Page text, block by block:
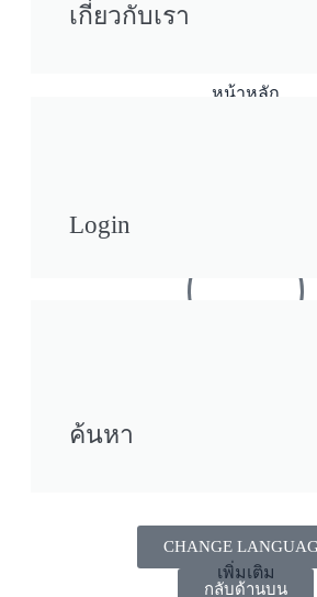
เกี่ยวกับเรา
Login
ค้นหา
CHANGE
กลับด้านบน
หน้าหลัก
เพิ่มเติม